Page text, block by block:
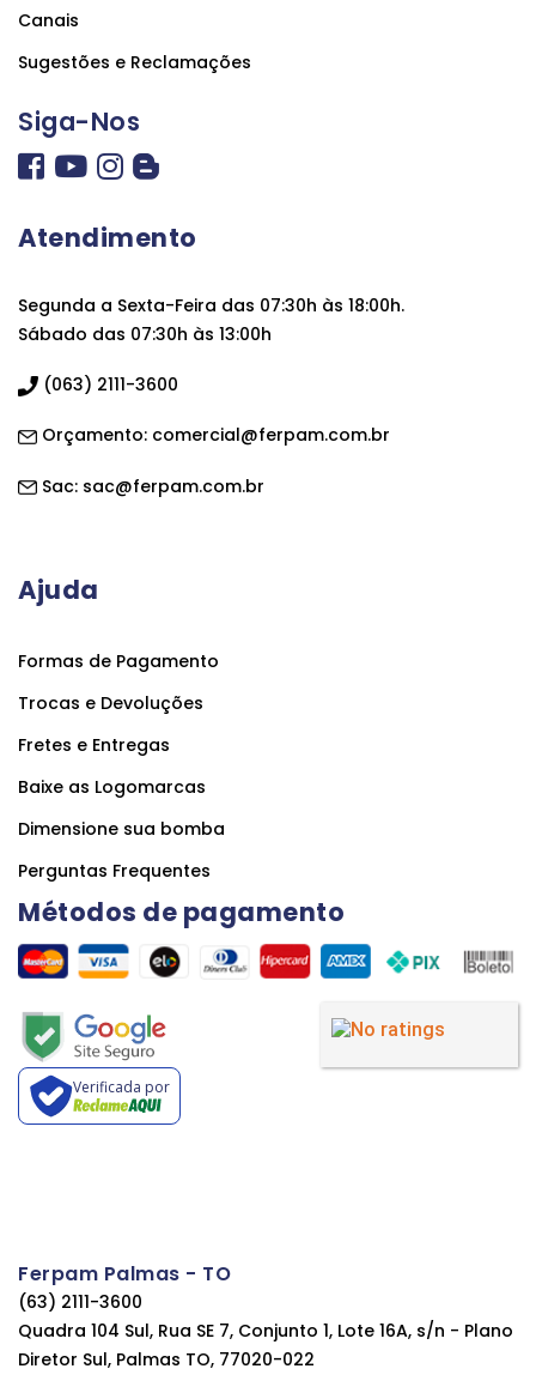
Canais
Sugestões e Reclamações
Siga-Nos
Atendimento
Segunda a Sexta-Feira das 07:30h às 18:00h.
Sábado das 07:30h às 13:00h
(063) 2111-3600
Orçamento: comercial@ferpam.com.br
Sac: sac@ferpam.com.br
Ajuda
Formas de Pagamento
Trocas e Devoluções
Fretes e Entregas
Baixe as Logomarcas
Dimensione sua bomba
Perguntas Frequentes
Métodos de pagamento
Verificada por
Ferpam Palmas - TO
(63) 2111-3600
Quadra 104 Sul, Rua SE 7, Conjunto 1, Lote 16A, s/n - Plano
Diretor Sul, Palmas TO, 77020-022